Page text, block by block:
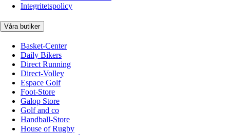
Integritetspolicy
Våra butiker
Basket-Center
Daily Bikers
Direct Running
Direct-Volley
Espace Golf
Foot-Store
Galop Store
Golf and co
Handball-Store
House of Rugby